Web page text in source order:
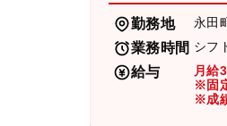
勤務地 永田
業務時間 シフ
給与
月給
※固
※成